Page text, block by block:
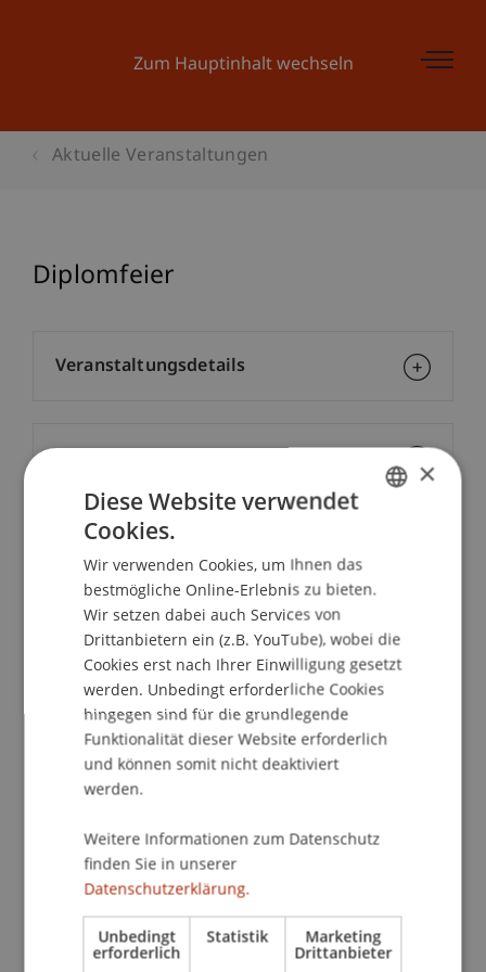
Zum Hauptinhalt wechseln
Aktuelle Veranstaltungen
Diplomfeier
School/Professur:
Kommunikation und Marketing
Die Diplomfeiern mit der feierlichen Übergabe
der Diplomurkunden und Diploma Supplements
stellen einen Höhepunkt des akademischen
Jahres an der Universität Liechtenstein dar.
Bereits jetzt gratulieren wir allen Absolventinnen
und Absolventen und freuen uns, diesen
besonderen Anlass gemeinsam zu feiern. Die
feierlichen Rahmen an der Universität
Liechtenstein statt.
Die Diplomfeier im Sommersemester 2023 findet
am 24. März 2023 um 17 Uhr im Auditorium statt.
Veranstaltungsdetails
×
Diese Website verwendet
Cookies.
Wir verwenden Cookies, um Ihnen das
bestmögliche Online-Erlebnis zu bieten.
Wir setzen dabei auch Services von
Drittanbietern ein (z.B. YouTube), wobei die
Cookies erst nach Ihrer Einwilligung gesetzt
werden. Unbedingt erforderliche Cookies
hingegen sind für die grundlegende
Funktionalität dieser Website erforderlich
und können somit nicht deaktiviert
werden.
Weitere Informationen zum Datenschutz
finden Sie in unserer
Datenschutzerklärung.
Unbedingt
erforderlich
Statistik Marketing
Drittanbieter